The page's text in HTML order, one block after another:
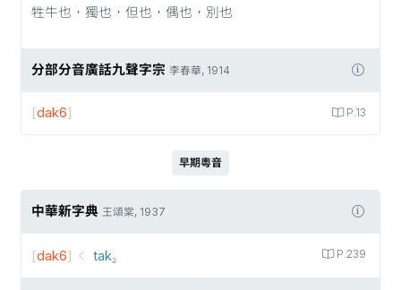
牲牛也，獨也，但也，偶也，別也
分部分音廣話九聲字宗 李春華, 1914
P.13
[dak6]
早期粵音
中華新字典 王頌棠, 1937
P.239
[dak6] tak꜇